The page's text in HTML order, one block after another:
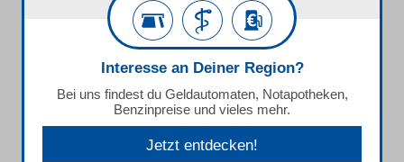
Interesse an Deiner Region?
Bei uns findest du Geldautomaten, Notapotheken,
Benzinpreise und vieles mehr.
Jetzt entdecken!